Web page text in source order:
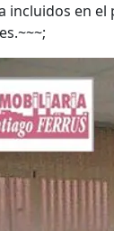
incluidos en el